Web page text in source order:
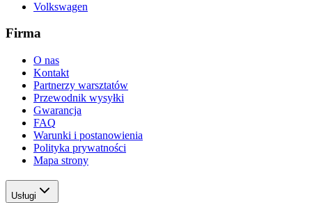
Volkswagen
Firma
O nas
Kontakt
Partnerzy warsztatów
Przewodnik wysyłki
Gwarancja
FAQ
Warunki i postanowienia
Polityka prywatności
Mapa strony
Usługi